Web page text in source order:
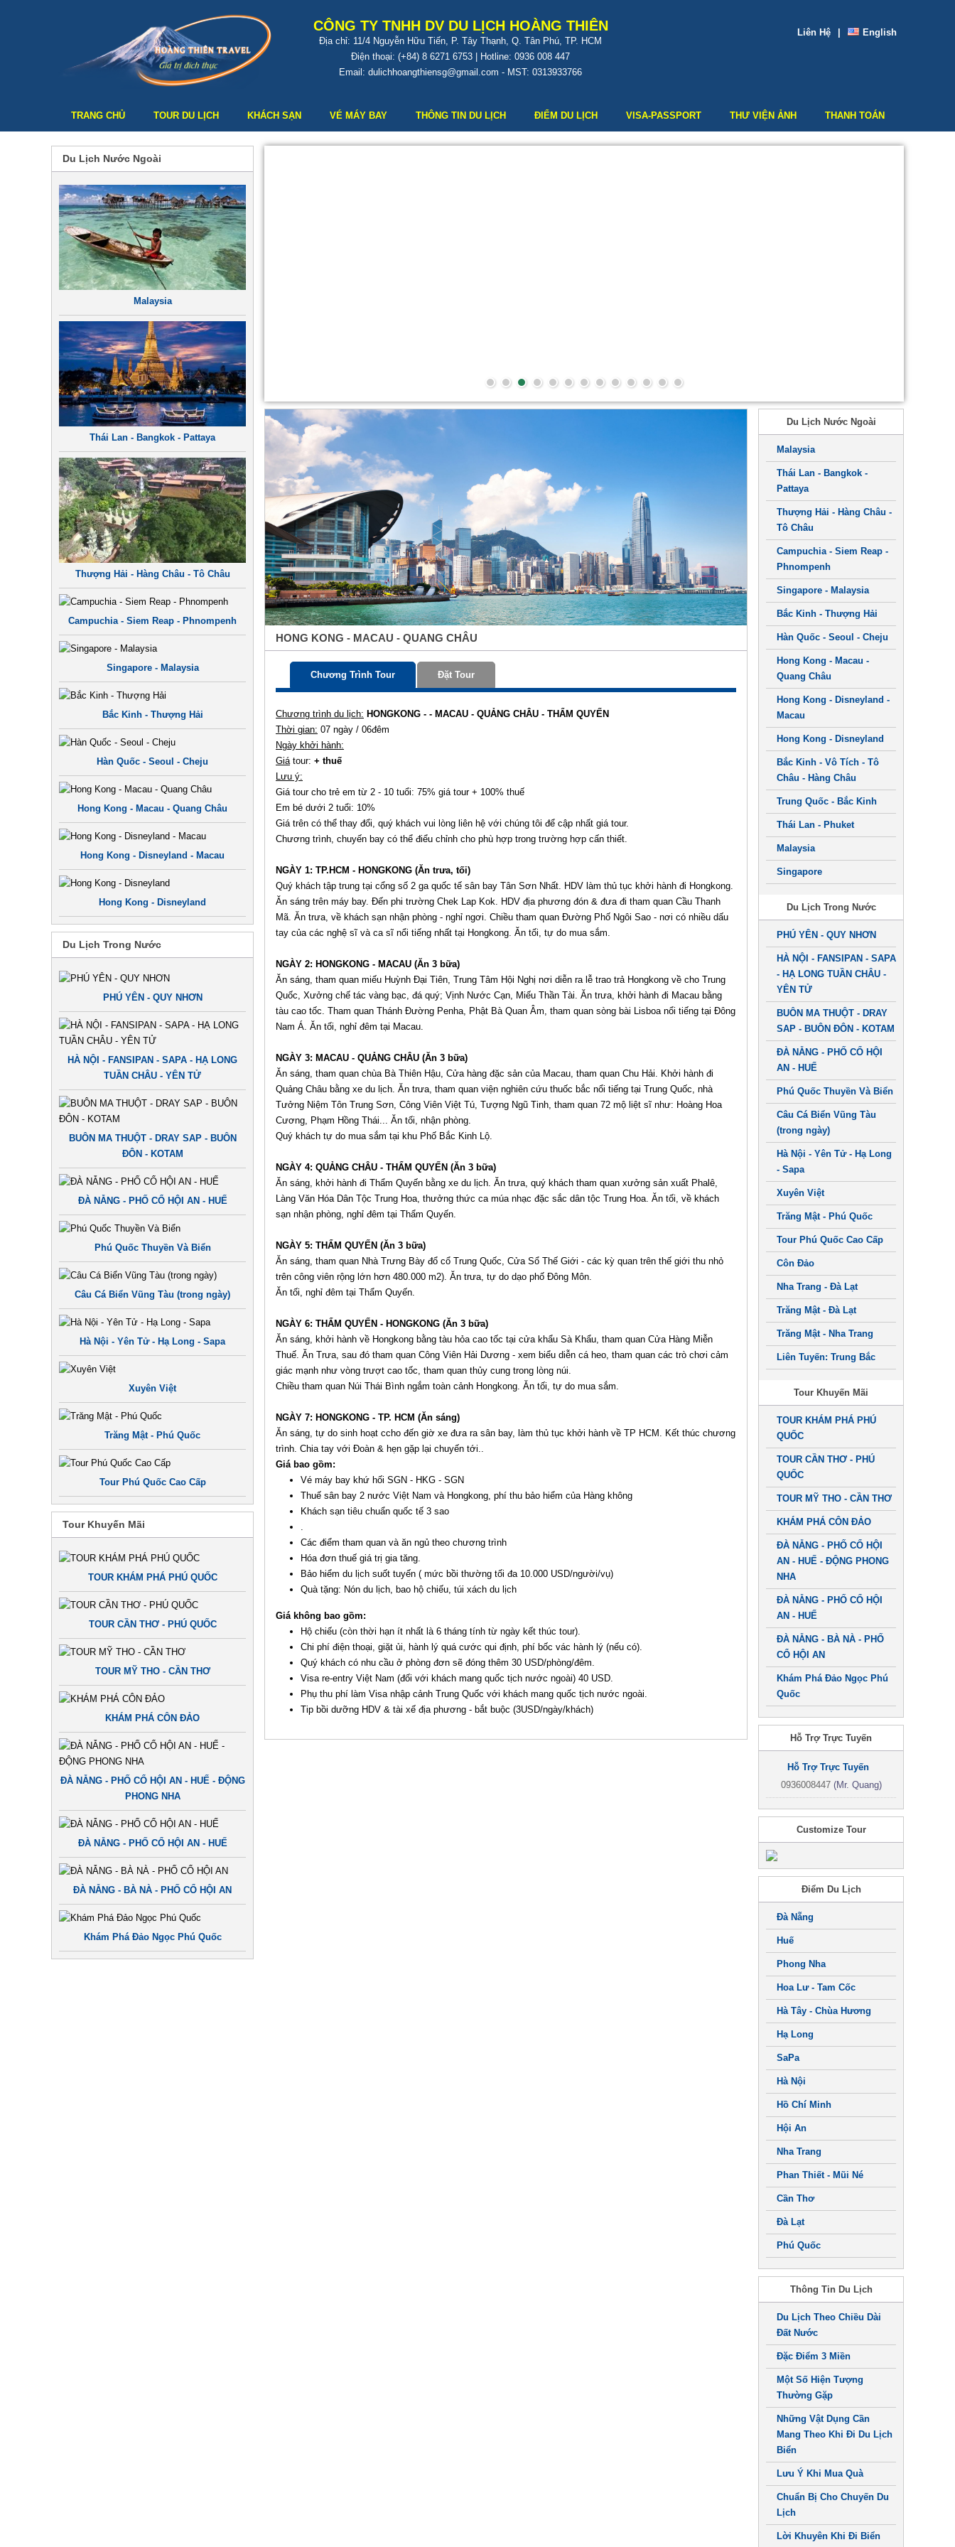
CÔNG TY TNHH DV DU LỊCH HOÀNG THIÊN
Địa chỉ: 11/4 Nguyễn Hữu Tiến, P. Tây Thạnh, Q. Tân Phú, TP. HCM
Điện thoại: (+84) 8 6271 6753 | Hotline: 0936 008 447
Email: dulichhoangthiensg@gmail.com - MST: 0313933766
English
Liên Hệ
TRANG CHỦ TOUR DU LỊCH KHÁCH SẠN VÉ MÁY BAY THÔNG TIN DU LỊCH ĐIỂM DU LỊCH VISA-PASSPORT THƯ VIỆN ẢNH THANH TOÁN
Du Lịch Nước Ngoài
Malaysia
Thái Lan - Bangkok - Pattaya
Thượng Hải - Hàng Châu - Tô Châu
Campuchia - Siem Reap - Phnompenh
Singapore - Malaysia
Bắc Kinh - Thượng Hải
Hàn Quốc - Seoul - Cheju
Hong Kong - Macau - Quang Châu
Hong Kong - Disneyland - Macau
Hong Kong - Disneyland
Du Lịch Trong Nước
PHÚ YÊN - QUY NHƠN
HÀ NỘI - FANSIPAN - SAPA - HẠ LONG
TUẦN CHÂU - YÊN TỬ
BUÔN MA THUỘT - DRAY SAP - BUÔN
ĐÔN - KOTAM
ĐÀ NẴNG - PHỐ CỔ HỘI AN - HUẾ
Phú Quốc Thuyền Và Biển
Câu Cá Biển Vũng Tàu (trong ngày)
Hà Nội - Yên Tử - Hạ Long - Sapa
Xuyên Việt
Trăng Mật - Phú Quốc
Tour Phú Quốc Cao Cấp
Tour Khuyến Mãi
TOUR KHÁM PHÁ PHÚ QUỐC
TOUR CẦN THƠ - PHÚ QUỐC
TOUR MỸ THO - CẦN THƠ
KHÁM PHÁ CÔN ĐẢO
ĐÀ NẴNG - PHỐ CỔ HỘI AN - HUẾ - ĐỘNG
PHONG NHA
ĐÀ NẴNG - PHỐ CỔ HỘI AN - HUẾ
ĐÀ NẴNG - BÀ NÀ - PHỐ CỔ HỘI AN
Khám Phá Đảo Ngọc Phú Quốc
HONG KONG - MACAU - QUANG CHÂU
Chương Trình Tour Đặt Tour
Chương trình du lịch: HONGKONG - - MACAU - QUẢNG CHÂU - THẨM QUYẾN
Thời gian: 07 ngày / 06đêm
Ngày khởi hành:
Giá tour: + thuế
Lưu ý:
Giá tour cho trẻ em từ 2 - 10 tuổi: 75% giá tour + 100% thuế
Em bé dưới 2 tuổi: 10%
Giá trên có thể thay đổi, quý khách vui lòng liên hệ với chúng tôi để cập nhất giá tour.
Chương trình, chuyến bay có thể điểu chỉnh cho phù hợp trong trường hợp cấn thiết.
NGÀY 1: TP.HCM - HONGKONG (Ăn trưa, tối)
Quý khách tập trung tại cổng số 2 ga quốc tế sân bay Tân Sơn Nhất. HDV làm thủ tục khởi hành đi Hongkong.
Ăn sáng trên máy bay. Đến phi trường Chek Lap Kok. HDV địa phương đón & đưa đi tham quan Cầu Thanh
Mã. Ăn trưa, về khách sạn nhận phòng - nghỉ ngơi. Chiều tham quan Đường Phố Ngôi Sao - nơi có nhiều dấu
tay của các nghệ sĩ và ca sĩ nổi tiếng nhất tại Hongkong. Ăn tối, tự do mua sắm.
NGÀY 2: HONGKONG - MACAU (Ăn 3 bữa)
Ăn sáng, tham quan miếu Huỳnh Đại Tiên, Trung Tâm Hội Nghị nơi diễn ra lễ trao trả Hongkong về cho Trung
Quốc, Xưởng chế tác vàng bạc, đá quý; Vịnh Nước Cạn, Miếu Thần Tài. Ăn trưa, khởi hành đi Macau bằng
tàu cao tốc. Tham quan Thánh Đường Penha, Phật Bà Quan Âm, tham quan sòng bài Lisboa nổi tiếng tại Đông
Nam Á. Ăn tối, nghỉ đêm tại Macau.
NGÀY 3: MACAU - QUẢNG CHÂU (Ăn 3 bữa)
Ăn sáng, tham quan chùa Bà Thiên Hậu, Cửa hàng đặc sản của Macau, tham quan Chu Hải. Khởi hành đi
Quảng Châu bằng xe du lịch. Ăn trưa, tham quan viện nghiên cứu thuốc bắc nổi tiếng tại Trung Quốc, nhà
Tưởng Niệm Tôn Trung Sơn, Công Viên Việt Tú, Tượng Ngũ Tinh, tham quan 72 mộ liệt sĩ như: Hoàng Hoa
Cương, Phạm Hồng Thái... Ăn tối, nhận phòng.
Quý khách tự do mua sắm tại khu Phố Bắc Kinh Lộ.
NGÀY 4: QUẢNG CHÂU - THẨM QUYẾN (Ăn 3 bữa)
Ăn sáng, khởi hành đi Thẩm Quyến bằng xe du lịch. Ăn trưa, quý khách tham quan xưởng sản xuất Phalê,
Làng Văn Hóa Dân Tộc Trung Hoa, thưởng thức ca múa nhạc đặc sắc dân tộc Trung Hoa. Ăn tối, về khách
sạn nhận phòng, nghỉ đêm tại Thẩm Quyến.
NGÀY 5: THẨM QUYẾN (Ăn 3 bữa)
Ăn sáng, tham quan Nhà Trưng Bày đổ cổ Trung Quốc, Cửa Sổ Thế Giới - các kỳ quan trên thế giới thu nhỏ
trên công viên rộng lớn hơn 480.000 m2). Ăn trưa, tự do dạo phố Đông Môn.
Ăn tối, nghỉ đêm tại Thẩm Quyến.
NGÀY 6: THẨM QUYẾN - HONGKONG (Ăn 3 bữa)
Ăn sáng, khởi hành về Hongkong bằng tàu hỏa cao tốc tại cửa khẩu Sà Khẩu, tham quan Cửa Hàng Miễn
Thuế. Ăn Trưa, sau đó tham quan Công Viên Hải Dương - xem biểu diễn cá heo, tham quan các trò chơi cảm
giác mạnh như vòng trượt cao tốc, tham quan thủy cung trong lòng núi.
Chiều tham quan Núi Thái Bình ngắm toàn cảnh Hongkong. Ăn tối, tự do mua sắm.
NGÀY 7: HONGKONG - TP. HCM (Ăn sáng)
Ăn sáng, tự do sinh hoạt ccho đến giờ xe đưa ra sân bay, làm thủ tục khởi hành về TP HCM. Kết thúc chương
trình. Chia tay với Đoàn & hẹn gặp lại chuyến tới..
Giá bao gồm:
Vé máy bay khứ hối SGN - HKG - SGN
Thuế sân bay 2 nước Việt Nam và Hongkong, phí thu bảo hiểm của Hàng không
Khách sạn tiêu chuẩn quốc tế 3 sao
Các điểm tham quan và ăn ngủ theo chương trình
Hóa đơn thuế giá trị gia tăng.
Bảo hiểm du lịch suốt tuyến ( mức bồi thường tối đa 10.000 USD/người/vụ)
Quà tặng: Nón du lịch, bao hộ chiếu, túi xách du lịch
Giá không bao gồm:
Hộ chiếu (còn thời hạn ít nhất là 6 tháng tính từ ngày kết thúc tour).
Chi phí điện thoại, giặt ủi, hành lý quá cước qui định, phí bốc vác hành lý (nếu có).
Quý khách có nhu cầu ở phòng đơn sẽ đóng thêm 30 USD/phòng/đêm.
Visa re-entry Việt Nam (đối với khách mang quốc tịch nước ngoài) 40 USD.
Phụ thu phí làm Visa nhập cảnh Trung Quốc với khách mang quốc tịch nước ngoài.
Tip bồi dưỡng HDV & tài xế địa phương - bắt buộc (3USD/ngày/khách)
Du Lịch Nước Ngoài
Malaysia
Thái Lan - Bangkok -
Pattaya
Thượng Hải - Hàng Châu -
Tô Châu
Campuchia - Siem Reap -
Phnompenh
Singapore - Malaysia
Bắc Kinh - Thượng Hải
Hàn Quốc - Seoul - Cheju
Hong Kong - Macau -
Quang Châu
Hong Kong - Disneyland -
Macau
Hong Kong - Disneyland
Bắc Kinh - Vô Tích - Tô
Châu - Hàng Châu
Trung Quốc - Bắc Kinh
Thái Lan - Phuket
Malaysia
Singapore
Du Lịch Trong Nước
PHÚ YÊN - QUY NHƠN
HÀ NỘI - FANSIPAN - SAPA
- HẠ LONG TUẦN CHÂU -
YÊN TỬ
BUÔN MA THUỘT - DRAY
SAP - BUÔN ĐÔN - KOTAM
ĐÀ NẴNG - PHỐ CỔ HỘI
AN - HUẾ
Phú Quốc Thuyền Và Biển
Câu Cá Biển Vũng Tàu
(trong ngày)
Hà Nội - Yên Tử - Hạ Long
- Sapa
Xuyên Việt
Trăng Mật - Phú Quốc
Tour Phú Quốc Cao Cấp
Côn Đảo
Nha Trang - Đà Lạt
Trăng Mật - Đà Lạt
Trăng Mật - Nha Trang
Liên Tuyến: Trung Bắc
Tour Khuyến Mãi
TOUR KHÁM PHÁ PHÚ
QUỐC
TOUR CẦN THƠ - PHÚ
QUỐC
TOUR MỸ THO - CẦN THƠ
KHÁM PHÁ CÔN ĐẢO
ĐÀ NẴNG - PHỐ CỔ HỘI
AN - HUẾ - ĐỘNG PHONG
NHA
ĐÀ NẴNG - PHỐ CỔ HỘI
AN - HUẾ
ĐÀ NẴNG - BÀ NÀ - PHỐ
CỔ HỘI AN
Khám Phá Đảo Ngọc Phú
Quốc
Hỗ Trợ Trực Tuyến
Hỗ Trợ Trực Tuyến
0936008447(Mr. Quang)
Customize Tour
Điểm Du Lịch
Đà Nẵng
Huế
Phong Nha
Hoa Lư - Tam Cốc
Hà Tây - Chùa Hương
Hạ Long
SaPa
Hà Nội
Hồ Chí Minh
Hội An
Nha Trang
Phan Thiết - Mũi Né
Cần Thơ
Đà Lạt
Phú Quốc
Thông Tin Du Lịch
Du Lịch Theo Chiều Dài
Đất Nước
Đặc Điểm 3 Miền
Một Số Hiện Tượng
Thường Gặp
Những Vật Dụng Cần
Mang Theo Khi Đi Du Lịch
Biển
Lưu Ý Khi Mua Quà
Chuẩn Bị Cho Chuyến Du
Lịch
Lời Khuyên Khi Đi Biển